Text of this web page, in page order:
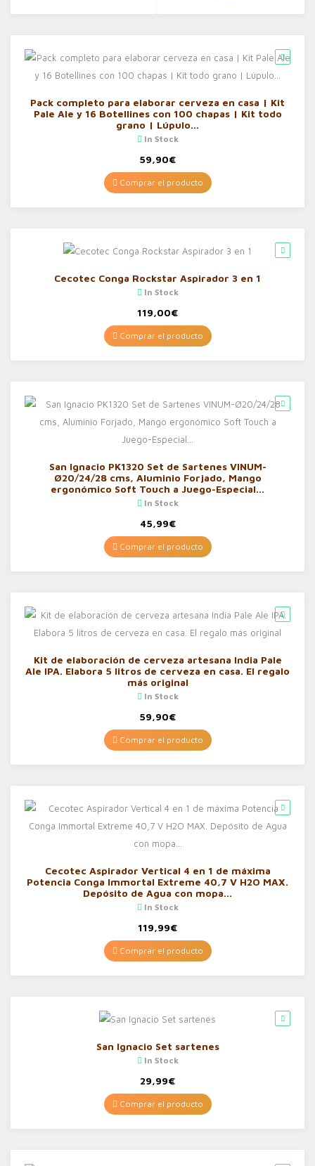
Pack completo para elaborar cerveza en casa | Kit
Pale Ale y 16 Botellines con 100 chapas | Kit todo
grano | Lúpulo…
In Stock
59,90€
Comprar el producto
Cecotec Conga Rockstar Aspirador 3 en 1
In Stock
119,00€
Comprar el producto
San Ignacio PK1320 Set de Sartenes VINUM-
Ø20/24/28 cms, Aluminio Forjado, Mango
ergonómico Soft Touch a Juego-Especial…
In Stock
45,99€
Comprar el producto
Kit de elaboración de cerveza artesana India Pale
Ale IPA. Elabora 5 litros de cerveza en casa. El regalo
más original
In Stock
59,90€
Comprar el producto
Cecotec Aspirador Vertical 4 en 1 de máxima
Potencia Conga Immortal Extreme 40,7 V H2O MAX.
Depósito de Agua con mopa…
In Stock
119,99€
Comprar el producto
San Ignacio Set sartenes
In Stock
29,99€
Comprar el producto